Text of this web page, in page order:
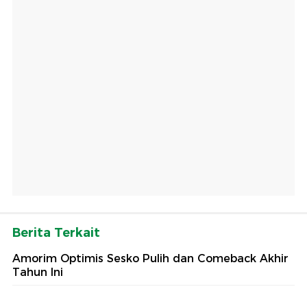
Berita Terkait
Amorim Optimis Sesko Pulih dan Comeback Akhir
Tahun Ini